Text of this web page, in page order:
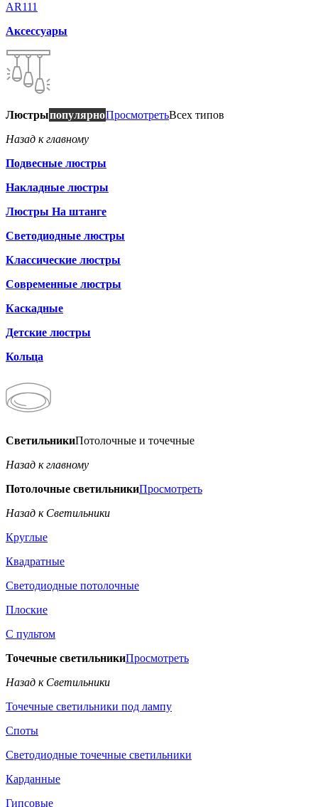
AR111
Аксессуары
ЛюстрыпопулярноПросмотретьВсех типов
Назад к главному
Подвесные люстры
Накладные люстры
Люстры На штанге
Светодиодные люстры
Классические люстры
Современные люстры
Каскадные
Детские люстры
Кольца
СветильникиПотолочные и точечные
Назад к главному
Потолочные светильникиПросмотреть
Назад к Светильники
Круглые
Квадратные
Светодиодные потолочные
Плоские
С пультом
Точечные светильникиПросмотреть
Назад к Светильники
Точечные светильники под лампу
Споты
Светодиодные точечные светильники
Карданные
Гипсовые